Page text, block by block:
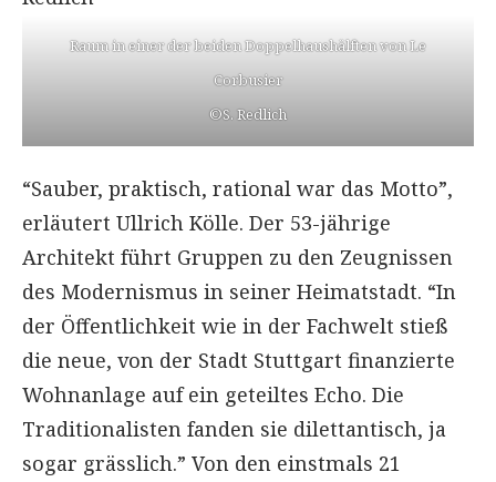
Raum in einer der beiden Doppelhaushälften von Le
Corbusier
©S. Redlich
“Sauber, praktisch, rational war das Motto”,
erläutert Ullrich Kölle. Der 53-jährige
Architekt führt Gruppen zu den Zeugnissen
des Modernismus in seiner Heimatstadt. “In
der Öffentlichkeit wie in der Fachwelt stieß
die neue, von der Stadt Stuttgart finanzierte
Wohnanlage auf ein geteiltes Echo. Die
Traditionalisten fanden sie dilettantisch, ja
sogar grässlich.” Von den einstmals 21